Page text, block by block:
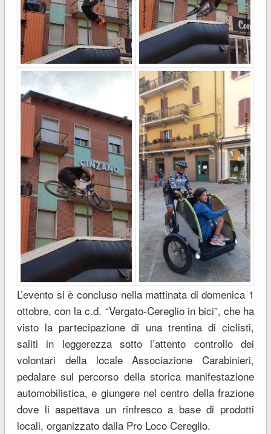
L’evento si è concluso nella mattinata di domenica 1
ottobre, con la c.d. “Vergato-Cereglio in bici”, che ha
visto la partecipazione di una trentina di ciclisti,
saliti in leggerezza sotto l’attento controllo dei
volontari della locale Associazione Carabinieri,
pedalare sul percorso della storica manifestazione
automobilistica, e giungere nel centro della frazione
dove li aspettava un rinfresco a base di prodotti
locali, organizzato dalla Pro Loco Cereglio.